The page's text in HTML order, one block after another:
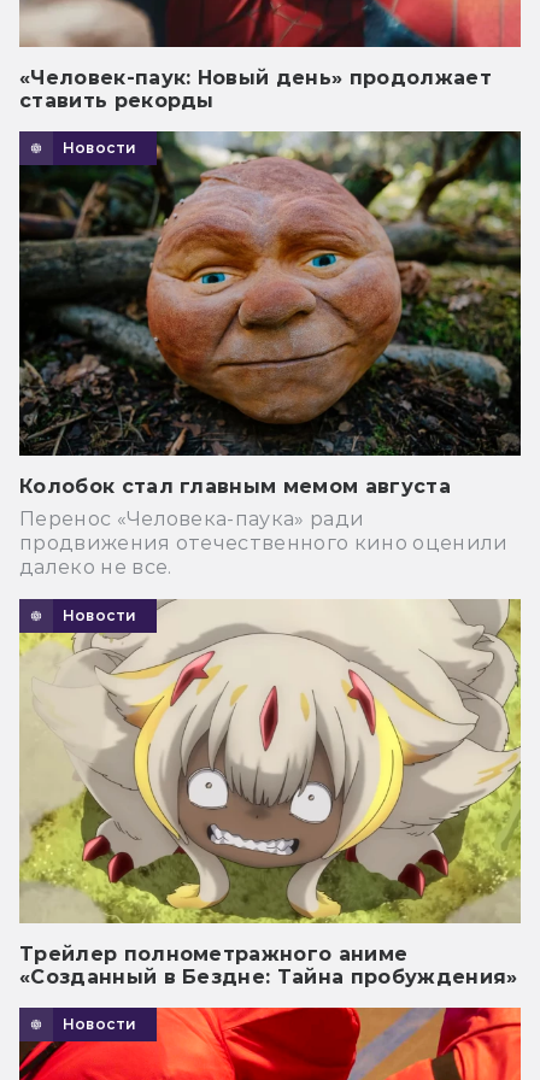
«Человек-паук: Новый день» продолжает
ставить рекорды
Новости
Колобок стал главным мемом августа
Перенос «Человека-паука» ради
продвижения отечественного кино оценили
далеко не все.
Новости
Трейлер полнометражного аниме
«Созданный в Бездне: Тайна пробуждения»
Новости